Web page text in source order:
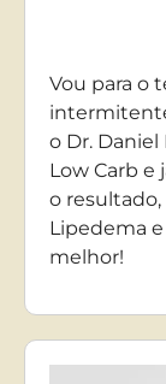
Vou para o
o Dr.
Low Carb e
o resultado,
Lipedema
melhor!